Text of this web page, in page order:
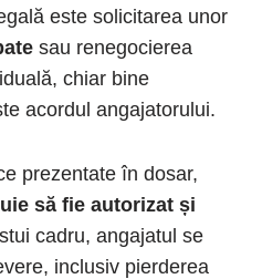
este solicitarea unor
sau renegocierea
chiar bine
acordul angajatorului.
prezentate în dosar,
să fie autorizat și
cadru, angajatul se
inclusiv pierderea